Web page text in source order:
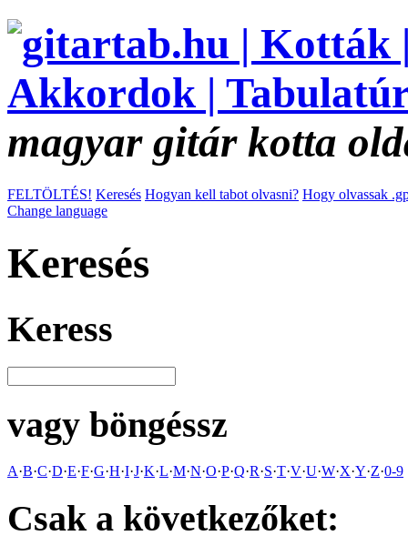
magyar gitár kotta
FELTÖLTÉS! Keresés Hogyan kell tabot olvasni? Hogy olvassak
Change language
Keresés
Keress
vagy böngéssz
A·B·C·D·E·F·G·H·I·J·K·L·M·N·O·P·Q·R·S·T·V·U·W·X·Y·Z·0-9
Csak a következőket: